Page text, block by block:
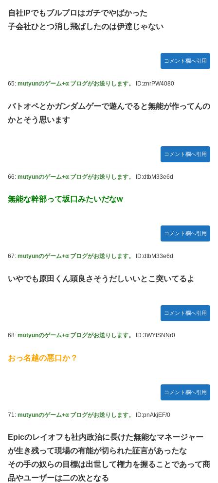
自社IPでもブルプロはガチでやばかった
子会社ひとつ消し飛ばしたのは伊達じゃない
コメント欄へ引用
65: mutyunのゲーム+α ブログがお送りします。 ID:znrPW4080
バトオペとかガンダムゲーで遊んでると無能が作ってんの
かとそう思います
コメント欄へ引用
66: mutyunのゲーム+α ブログがお送りします。 ID:dtbM33e6d
無能な幹部って坂口みたいだなw
コメント欄へ引用
67: mutyunのゲーム+α ブログがお送りします。 ID:dtbM33e6d
いやでも原田くん頭良さそうだしいいとこ突いてるよ
コメント欄へ引用
68: mutyunのゲーム+α ブログがお送りします。 ID:3WYtSNNr0
おっ名越の悪口か？
コメント欄へ引用
71: mutyunのゲーム+α ブログがお送りします。 ID:pnAkjEF/0
Epicのレイオフも社内政治に長けた無能なマネージャー
が生き残って現場の有能が切られた証言があったな
その手の奴らの目標は出世して権力を握ることであって商
品やユーザーは二の次となる